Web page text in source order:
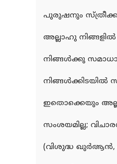
പുരുഷനും
അല്ലാഹു
നിങ്ങള്‍ക്കു
നിങ്ങള്‍ക്കിടയില്‍
ഇതൊക്കെയും
സംശയമില്ല;
(വിശുദ്ധ ഖുര്‍ആന്‍,